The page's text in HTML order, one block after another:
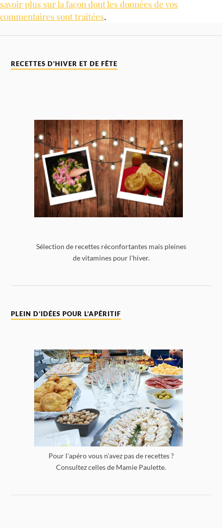
savoir plus sur la façon dont les données de vos
commentaires sont traitées.
RECETTES D’HIVER ET DE FÊTE
Sélection de recettes réconfortantes mais pleines
de vitamines pour l'hiver.
PLEIN D’IDÉES POUR L’APÉRITIF
Pour l'apéro vous n'avez pas de recettes ?
Consultez celles de Mamie Paulette.